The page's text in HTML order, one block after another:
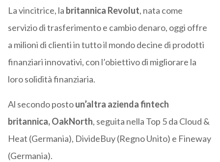
La vincitrice, la britannica Revolut, nata come
servizio di trasferimento e cambio denaro, oggi offre
a milioni di clienti in tutto il mondo decine di prodotti
finanziari innovativi, con l’obiettivo di migliorare la
loro solidità finanziaria.
Al secondo postoun’altra azienda fintech
britannica, OakNorth, seguita nella Top 5 da Cloud &
Heat (Germania), DivideBuy (Regno Unito) e Fineway
(Germania).